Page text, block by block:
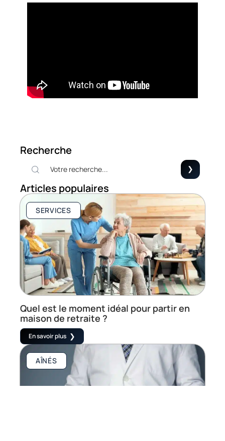
Recherche
Articles populaires
SERVICES
Quel est le moment idéal pour partir en
maison de retraite ?
En savoir plus
AÎNÉS